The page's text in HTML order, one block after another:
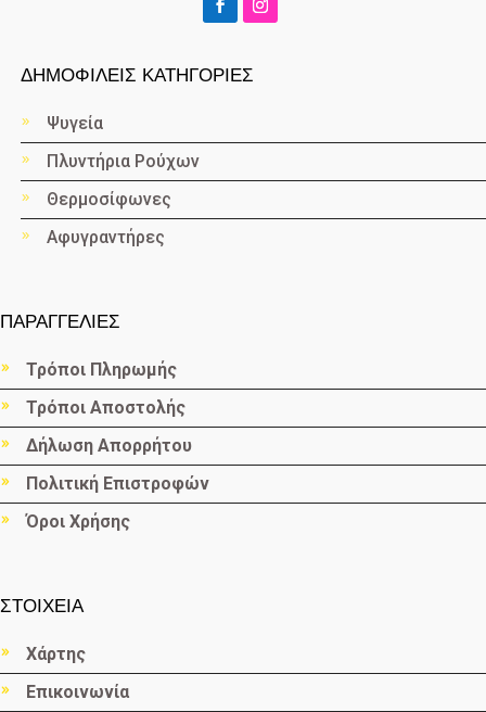
ΔΗΜΟΦΙΛΕΙΣ ΚΑΤΗΓΟΡΙΕΣ
Ψυγεία
Πλυντήρια Ρούχων
Θερμοσίφωνες
Αφυγραντήρες
ΠΑΡΑΓΓΕΛΙΕΣ
Τρόποι Πληρωμής
Τρόποι Αποστολής
Δήλωση Απορρήτου
Πολιτική Επιστροφών
Όροι Χρήσης
ΣΤΟΙΧΕΙΑ
Χάρτης
Επικοινωνία